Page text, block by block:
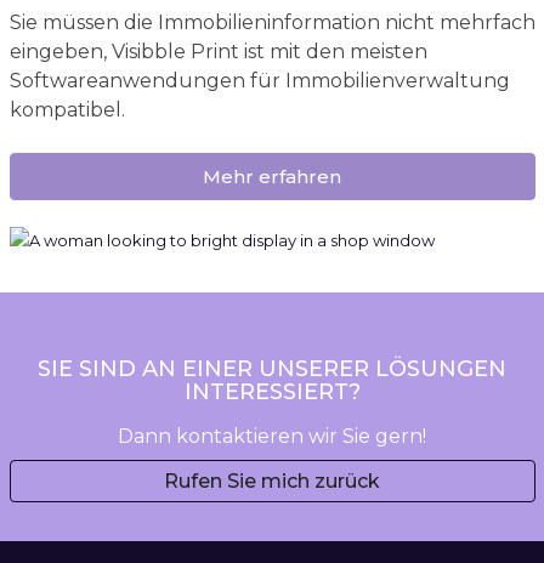
Sie müssen die Immobilieninformation nicht mehrfach
eingeben, Visibble Print ist mit den meisten
Softwareanwendungen für Immobilienverwaltung
kompatibel.
Mehr erfahren
SIE SIND AN EINER UNSERER LÖSUNGEN
INTERESSIERT?
Dann kontaktieren wir Sie gern!
Rufen Sie mich zurück